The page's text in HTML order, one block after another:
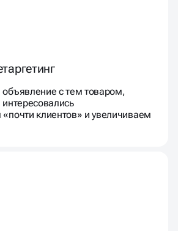
с тем товаром,
клиентов» и увеличиваем